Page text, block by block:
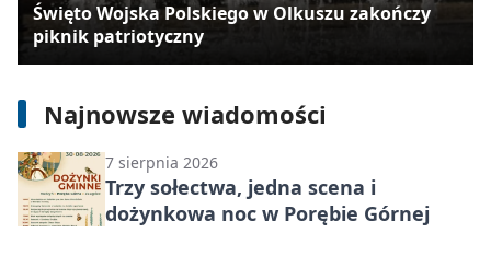
Święto Wojska Polskiego w Olkuszu zakończy
piknik patriotyczny
Najnowsze wiadomości
7 sierpnia 2026
Poręba Dzierżna pamięta o ofiarach
pacyfikacji. Rocznica i program
uroczystości
7 sierpnia 2026
Trzy sołectwa, jedna scena i
dożynkowa noc w Porębie Górnej